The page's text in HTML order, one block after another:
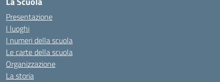
Presentazione
I luoghi
I numeri della scuola
Le carte della scuola
Organizzazione
La storia